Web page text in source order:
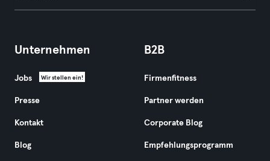
Unternehmen
Jobs Wir stellen ein!
Presse
Kontakt
Blog
B2B
Firmenfitness
Partner werden
Corporate Blog
Empfehlungsprogramm